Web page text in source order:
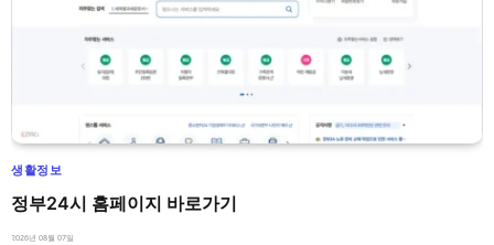
생활정보
정부24시 홈페이지 바로가기
2026년 08월 07일